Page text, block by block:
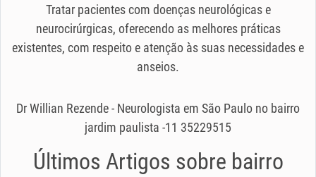
Tratar pacientes com doenças neurológicas e
neurocirúrgicas, oferecendo as melhores práticas
existentes, com respeito e atenção às suas necessidades e
anseios.
Dr Willian Rezende - Neurologista em São Paulo no bairro
jardim paulista -11 35229515
Últimos Artigos sobre bairro